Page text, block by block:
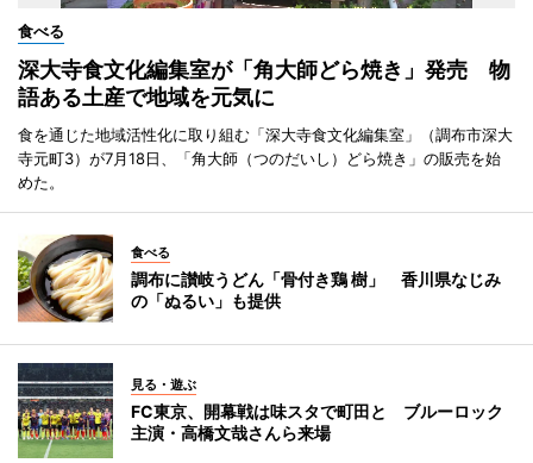
食べる
深大寺食文化編集室が「角大師どら焼き」発売 物
語ある土産で地域を元気に
食を通じた地域活性化に取り組む「深大寺食文化編集室」（調布市深大
寺元町3）が7月18日、「角大師（つのだいし）どら焼き」の販売を始
めた。
食べる
調布に讃岐うどん「骨付き鶏 樹」 香川県なじみ
の「ぬるい」も提供
見る・遊ぶ
FC東京、開幕戦は味スタで町田と ブルーロック
主演・高橋文哉さんら来場